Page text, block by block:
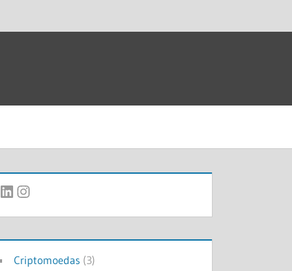
LinkedIn
Instagram
Criptomoedas (3)